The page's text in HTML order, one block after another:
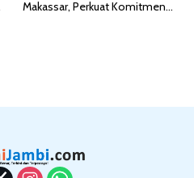
Makassar, Perkuat Komitmen